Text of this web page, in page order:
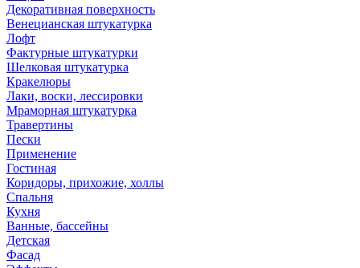
Декоративная поверхность
Венецианская штукатурка
Лофт
Фактурные штукатурки
Шелковая штукатурка
Кракелюры
Лаки, воски, лессировки
Мраморная штукатурка
Травертины
Пески
Применение
Гостиная
Коридоры, прихожие, холлы
Спальня
Кухня
Ванные, бассейны
Детская
Фасад